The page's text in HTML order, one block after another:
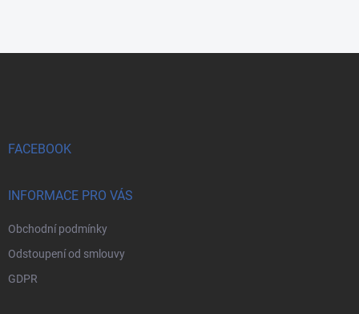
FACEBOOK
INFORMACE PRO VÁS
Obchodní podmínky
Odstoupení od smlouvy
GDPR